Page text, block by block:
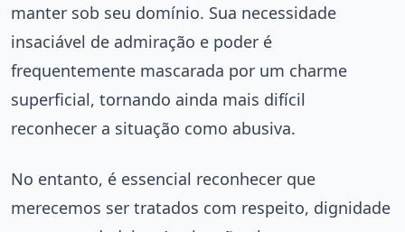
manter sob seu domínio. Sua necessidade
insaciável de admiração e poder é
frequentemente mascarada por um charme
superficial, tornando ainda mais difícil
reconhecer a situação como abusiva.
No entanto, é essencial reconhecer que
merecemos ser tratados com respeito, dignidade